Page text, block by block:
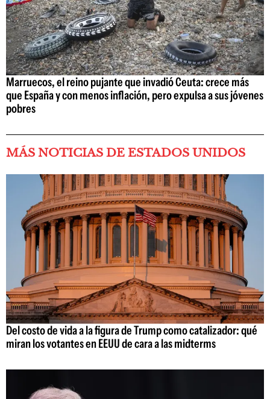
Marruecos, el reino pujante que invadió Ceuta: crece más
que España y con menos inflación, pero expulsa a sus jóvenes
pobres
MÁS NOTICIAS DE ESTADOS UNIDOS
Del costo de vida a la figura de Trump como catalizador: qué
miran los votantes en EEUU de cara a las midterms